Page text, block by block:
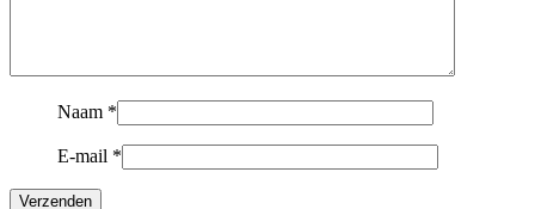
Naam *
E-mail *